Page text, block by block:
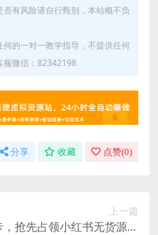
有风险请自行甄别，本站概不负
的一对一教学指导，不提供任何
服微信：82342198
分享 收藏 点赞(0)
上一篇
抢先占领小红书无货源电